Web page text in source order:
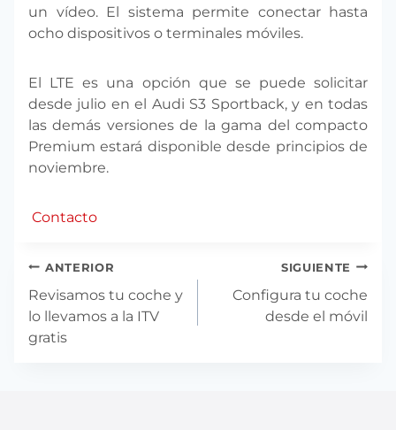
un vídeo. El sistema permite conectar hasta
ocho dispositivos o terminales móviles.
El LTE es una opción que se puede solicitar
desde julio en el Audi S3 Sportback, y en todas
las demás versiones de la gama del compacto
Premium estará disponible desde principios de
noviembre.
Contacto
Navegación
de
entradas
ANTERIOR
Revisamos tu coche y
lo llevamos a la ITV
gratis
SIGUIENTE
Configura tu coche
desde el móvil